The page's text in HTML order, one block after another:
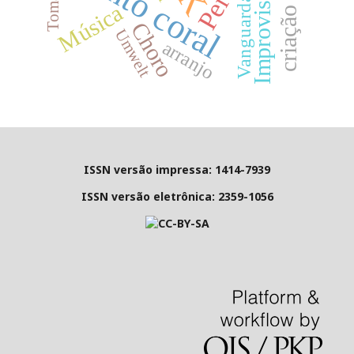
Choro
Música
arranjo Vanguarda
Umwelt
ISSN versão impressa: 1414-7939
ISSN versão eletrônica: 2359-1056